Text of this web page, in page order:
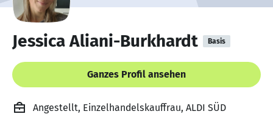
Jessica Aliani-Burkhardt Basis
Ganzes Profil ansehen
Angestellt, Einzelhandelskauffrau, ALDI SÜD